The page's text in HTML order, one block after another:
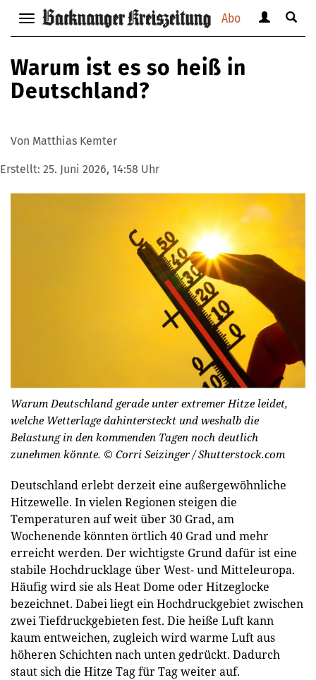
Abo
Navigation
anzeigen
verbergen
anzeigen
Suche
Warum ist es so heiß in
Deutschland?
Von Matthias Kemter
Erstellt: 25. Juni 2026, 14:58 Uhr
Warum Deutschland gerade unter extremer Hitze leidet,
welche Wetterlage dahintersteckt und weshalb die
Belastung in den kommenden Tagen noch deutlich
zunehmen könnte. © Corri Seizinger / Shutterstock.com
Deutschland erlebt derzeit eine außergewöhnliche
Hitzewelle. In vielen Regionen steigen die
Temperaturen auf weit über 30 Grad, am
Wochenende könnten örtlich 40 Grad und mehr
erreicht werden. Der wichtigste Grund dafür ist eine
stabile Hochdrucklage über West- und Mitteleuropa.
Häufig wird sie als Heat Dome oder Hitzeglocke
bezeichnet. Dabei liegt ein Hochdruckgebiet zwischen
zwei Tiefdruckgebieten fest. Die heiße Luft kann
kaum entweichen, zugleich wird warme Luft aus
höheren Schichten nach unten gedrückt. Dadurch
staut sich die Hitze Tag für Tag weiter auf.